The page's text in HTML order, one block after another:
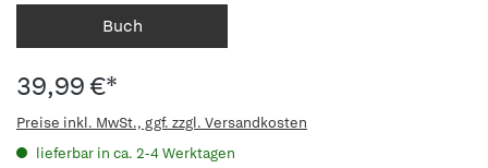
Buch
39,99 €*
Preise inkl. MwSt., ggf. zzgl. Versandkosten
lieferbar in ca. 2-4 Werktagen